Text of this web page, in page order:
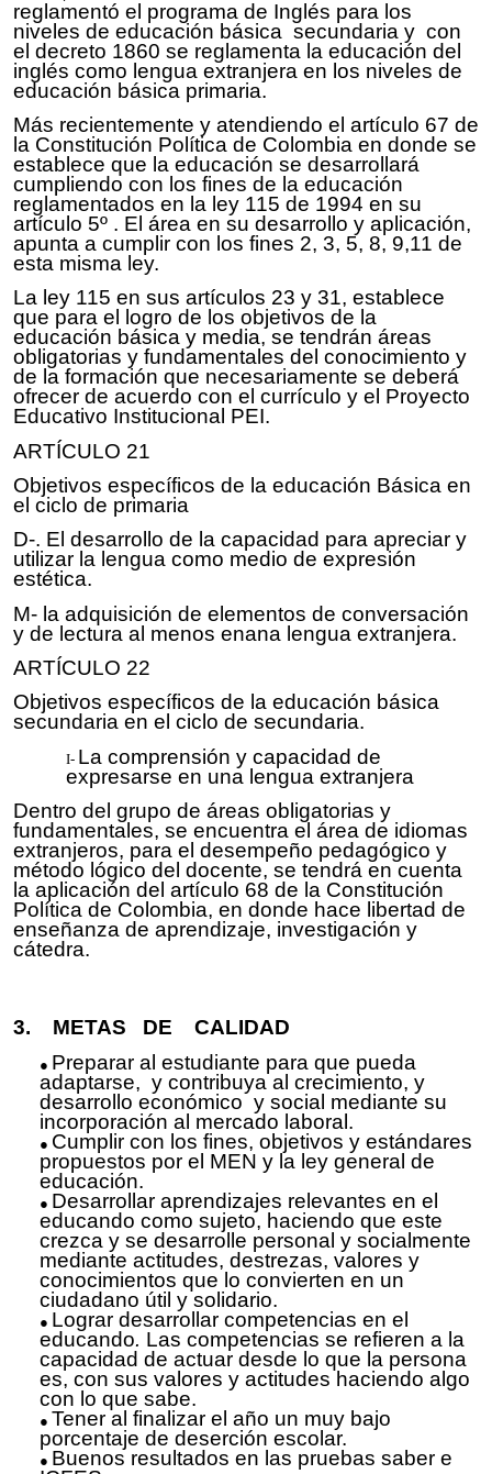
reglamentó el programa de Inglés para los
niveles de educación básica secundaria y con
el decreto 1860 se reglamenta la educación del
inglés como lengua extranjera en los niveles de
educación básica primaria.
Más recientemente y atendiendo el artículo 67 de
la Constitución Política de Colombia en donde se
establece que la educación se desarrollará
cumpliendo con los fines de la educación
reglamentados en la ley 115 de 1994 en su
artículo 5º . El área en su desarrollo y aplicación,
apunta a cumplir con los fines 2, 3, 5, 8, 9,11 de
esta misma ley.
La ley 115 en sus artículos 23 y 31, establece
que para el logro de los objetivos de la
educación básica y media, se tendrán áreas
obligatorias y fundamentales del conocimiento y
de la formación que necesariamente se deberá
ofrecer de acuerdo con el currículo y el Proyecto
Educativo Institucional PEI.
ARTÍCULO 21
Objetivos específicos de la educación Básica en
el ciclo de primaria
D-. El desarrollo de la capacidad para apreciar y
utilizar la lengua como medio de expresión
estética.
M- la adquisición de elementos de conversación
y de lectura al menos enana lengua extranjera.
ARTÍCULO 22
Objetivos específicos de la educación básica
secundaria en el ciclo de secundaria.
La comprensión y capacidad de
expresarse en una lengua extranjera
Dentro del grupo de áreas obligatorias y
fundamentales, se encuentra el área de idiomas
extranjeros, para el desempeño pedagógico y
método lógico del docente, se tendrá en cuenta
la aplicación del artículo 68 de la Constitución
Política de Colombia, en donde hace libertad de
enseñanza de aprendizaje, investigación y
cátedra.
3. METAS DE CALIDAD
Preparar al estudiante para que pueda
adaptarse, y contribuya al crecimiento, y
desarrollo económico y social mediante su
incorporación al mercado laboral.
Cumplir con los fines, objetivos y estándares
propuestos por el MEN y la ley general de
educación.
Desarrollar aprendizajes relevantes en el
educando como sujeto, haciendo que este
crezca y se desarrolle personal y socialmente
mediante actitudes, destrezas, valores y
conocimientos que lo convierten en un
ciudadano útil y solidario.
Lograr desarrollar competencias en el
educando. Las competencias se refieren a la
capacidad de actuar desde lo que la persona
es, con sus valores y actitudes haciendo algo
con lo que sabe.
Tener al finalizar el año un muy bajo
porcentaje de deserción escolar.
Buenos resultados en las pruebas saber e